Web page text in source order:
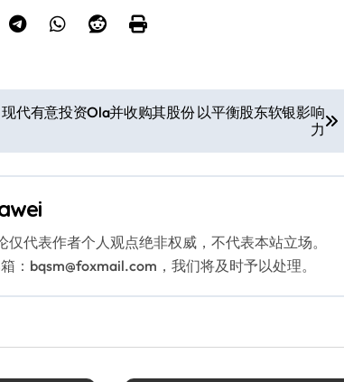
现代有意投资Ola并收购其股份 以平衡股东软银影响
力
仅代表作者个人观点绝非权威，不代表本站立场。
：bqsm@foxmail.com，我们将及时予以处理。